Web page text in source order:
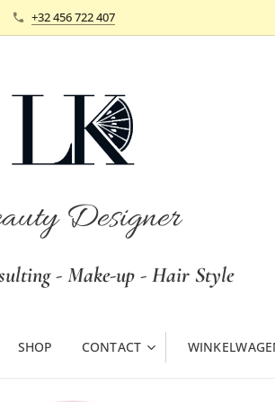
+32 456 722 407
Designer
- Make-up - Hair Style
SHOP CONTACT